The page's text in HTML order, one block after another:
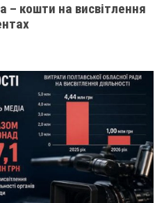
– кошти на висвітлення